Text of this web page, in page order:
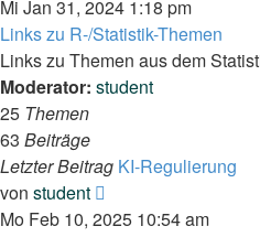
Beitrag
Mi Jan 31, 2024 1:18 pm
Links zu R-/Statistik-Themen
Links zu Themen aus dem
Moderator: student
25 Themen
63 Beiträge
Letzter Beitrag KI-Regulierung
von student
Beitrag
Mo Feb 10, 2025 10:54 am